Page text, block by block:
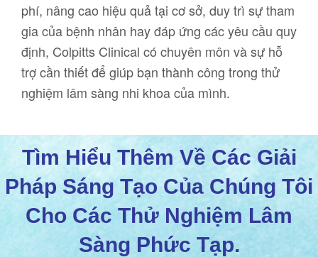
phí, nâng cao hiệu quả tại cơ sở, duy trì sự tham
gia của bệnh nhân hay đáp ứng các yêu cầu quy
định, Colpitts Clinical có chuyên môn và sự hỗ
trợ cần thiết để giúp bạn thành công trong thử
nghiệm lâm sàng nhi khoa của mình.
Tìm Hiểu Thêm Về Các Giải
Pháp Sáng Tạo Của Chúng Tôi
Cho Các Thử Nghiệm Lâm
Sàng Phức Tạp.